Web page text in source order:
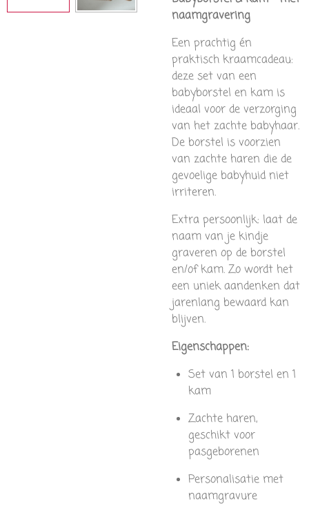
naamgravering
Een prachtig én
praktisch kraamcadeau:
deze set van een
babyborstel en kam is
ideaal voor de verzorging
van het zachte babyhaar.
De borstel is voorzien
van zachte haren die de
gevoelige babyhuid niet
irriteren.
Extra persoonlijk: laat de
naam van je kindje
graveren op de borstel
en/of kam. Zo wordt het
een uniek aandenken dat
jarenlang bewaard kan
blijven.
Eigenschappen:
Set van 1 borstel en 1
kam
Zachte haren,
geschikt voor
pasgeborenen
Personalisatie met
naamgravure